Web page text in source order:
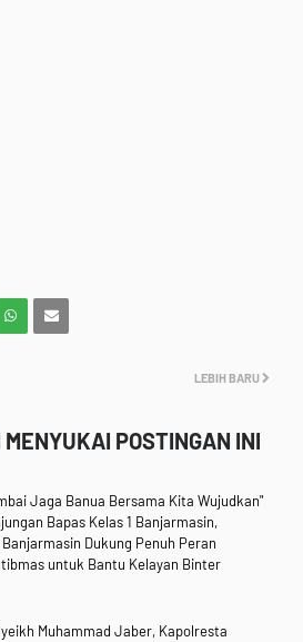
LEBIH BARU
POSTINGAN INI
Jaga Banua Bersama Kita Wujudkan"
Bapas Kelas 1 Banjarmasin,
Dukung Penuh Peran
untuk Bantu Kelayan Binter
Muhammad Jaber, Kapolresta